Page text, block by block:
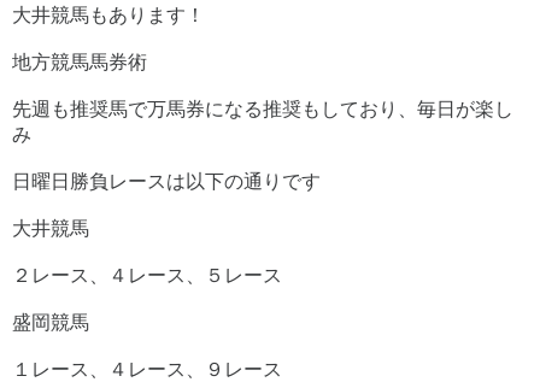
大井競馬もあります！
地方競馬馬券術
先週も推奨馬で万馬券になる推奨もしており、毎日が楽し
み
日曜日勝負レースは以下の通りです
大井競馬
２レース、４レース、５レース
盛岡競馬
１レース、４レース、９レース